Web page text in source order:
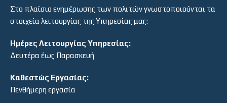
Στο πλαίσιο ενημέρωσης των πολιτών γνωστοποιούνται τα
στοιχεία λειτουργίας της Υπηρεσίας μας:
Ημέρες Λειτουργίας Υπηρεσίας:
Δευτέρα έως Παρασκευή
Καθεστώς Εργασίας:
Πενθήμερη εργασία